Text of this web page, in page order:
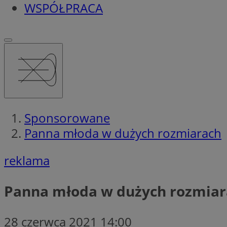
WSPÓŁPRACA
Sponsorowane
Panna młoda w dużych rozmiarach
reklama
Panna młoda w dużych
28 czerwca 2021 14:00